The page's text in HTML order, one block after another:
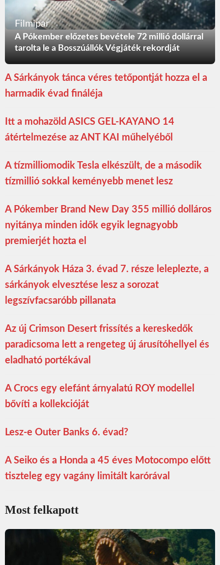
Filmipar
A Pókember előzetes bevétele 72 millió dollárral
tarolta le a Bosszúállók Végjáték rekordját
A Sárkányok tánca véres tetőpontját hozza el a
harmadik évad fináléja
Itt a mohazöld ASICS GEL-KAYANO 14
átértelmezése az ANT KAI műhelyéből
A tízmilliomodik Tesla elkészült, de a második
tízmillió sokkal keményebb menet lesz
A Pókember Brand New Day 355 millió dolláros
nyitánya minden idők egyik legnagyobb
premierjét hozta el
A Sárkányok Háza 3. évad 7. része leleplezte, a
sárkányok elvesztése lesz a sorozat
legszívfacsaróbb pillanata
Az új Crimson Desert frissítés a kereskedők
paradicsoma lett a rengeteg új árusítóhellyel és
eladható portékával
A Crocs egy elefánt árnyalatú ROY modellel
bővíti a kollekcióját
Lesz-e Outer Banks 6. évad?
A Seiko és a Honda a 45 éves Motocompo előtt
tiszteleg egy vagány limitált karórával
Most felkapott